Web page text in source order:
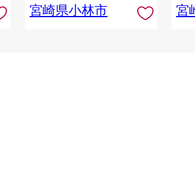
宮崎県小林市
宮